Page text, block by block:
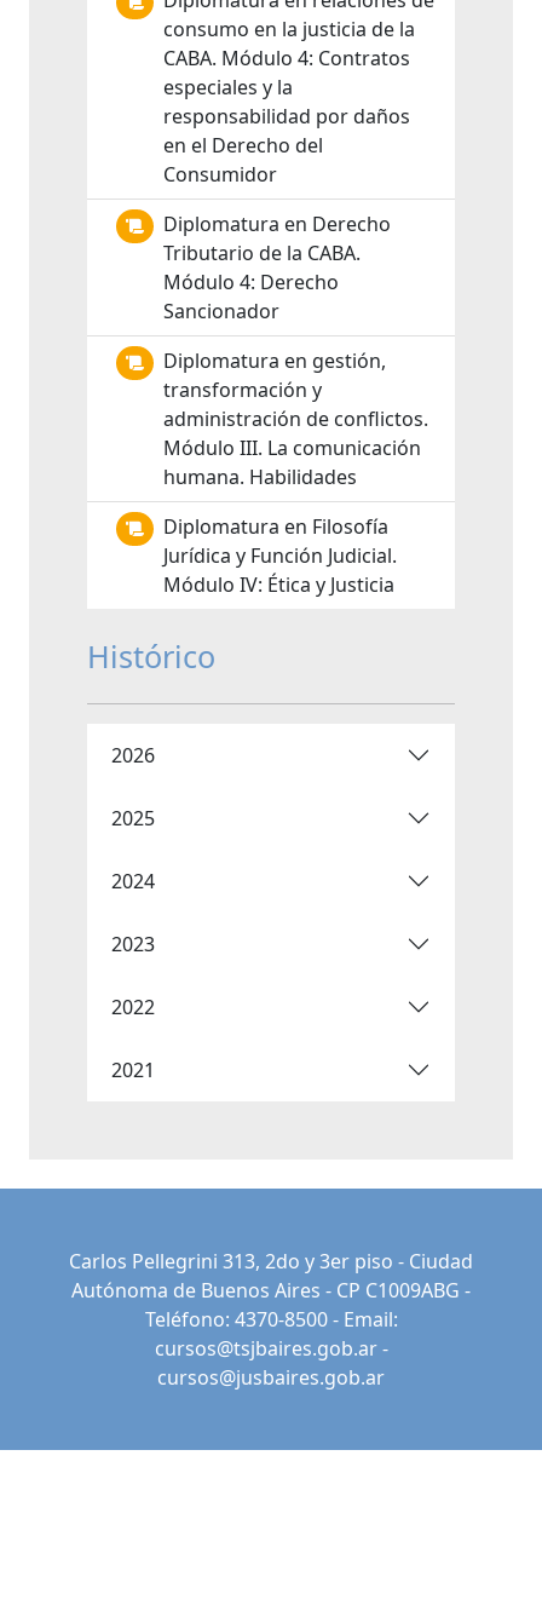
consumo en la justicia de la
CABA. Módulo 4: Contratos
especiales y la
responsabilidad por daños
en el Derecho del
Consumidor
Diplomatura en Derecho
Tributario de la CABA.
Módulo 4: Derecho
Sancionador
Diplomatura en gestión,
transformación y
administración de conflictos.
Módulo III. La comunicación
humana. Habilidades
Diplomatura en Filosofía
Jurídica y Función Judicial.
Módulo IV: Ética y Justicia
Histórico
2026
2025
2024
2023
2022
2021
Carlos Pellegrini 313, 2do y 3er piso - Ciudad
Autónoma de Buenos Aires - CP C1009ABG -
Teléfono: 4370-8500 - Email:
cursos@tsjbaires.gob.ar-
cursos@jusbaires.gob.ar